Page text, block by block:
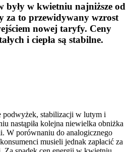
były w kwietniu najniższe od
za to przewidywany wzrost
nowej taryfy. Ceny
i ciepła są stabilne.
podwyżek, stabilizacji w lutym i
nastąpiła kolejna niewielka obniżka
W porównaniu do analogicznego
musieli jednak zapłacić za